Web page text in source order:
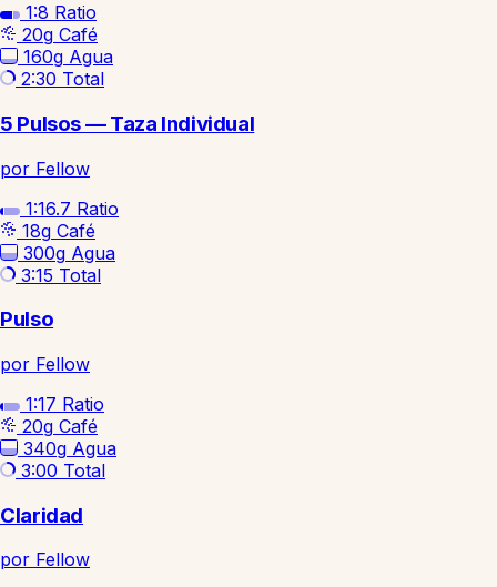
1:8 Ratio
20g Café
160g Agua
2:30 Total
5 Pulsos — Taza Individual
por Fellow
1:16.7 Ratio
18g Café
300g Agua
3:15 Total
Pulso
por Fellow
1:17 Ratio
20g Café
340g Agua
3:00 Total
Claridad
por Fellow